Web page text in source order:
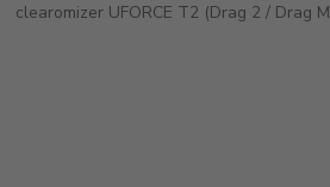
clearomizer UFORCE T2 (Drag 2 / Drag